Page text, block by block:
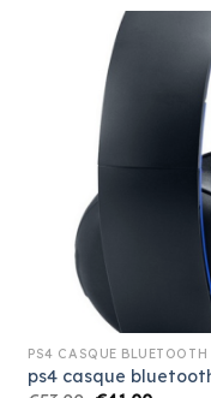
PS4 CASQUE BLUETOOTH
ps4 casque